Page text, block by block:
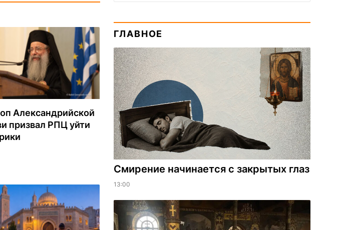
Александрийской
призвал РПЦ уйти
ГЛАВНОЕ
Смирение начинается с закрытых глаз
13:00